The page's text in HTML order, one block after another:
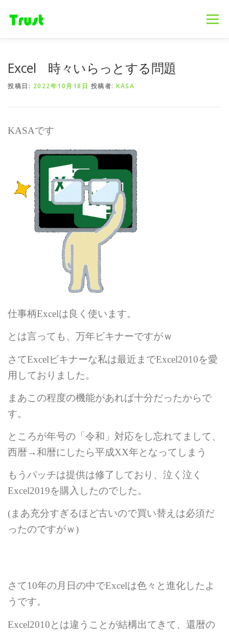
メニュー
Excel 時々いらっとする問題
投稿日: 2022年10月18日 投稿者: KASA
KASAです
仕事柄Excelは良く使います。
とは言っても、万年ビキナーですがｗ
さてExcelビキナーな私は最近までExcel2010を愛
用しておりました。
まあこの程度の機能があれば十分だったからで
す。
ところが年号の「令和」対応をし忘れてまして、
西暦→和暦にしたら平成XX年となってしまう
もうパッチは提供は修了しており、泣く泣く
Excel2019を購入したのでした。
(まあ充分すぎるほど古いので買い替えは必須だ
ったのですがｗ)
さて10年の月日の中でExcelは色々と進化したよ
うです。
Excel2010とは違うことが結構出てきて、還暦の